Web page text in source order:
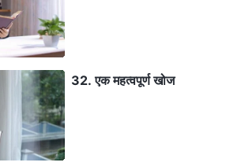
32. एक महत्वपूर्ण खोज